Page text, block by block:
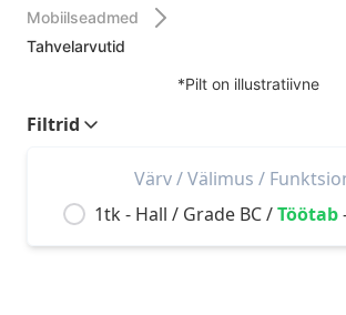
Mobiilseadmed
Tahvelarvutid
*Pilt on illustratiivne
Filtrid
Värv /Välimus /
1tk - Hall / Grade BC/Töötab